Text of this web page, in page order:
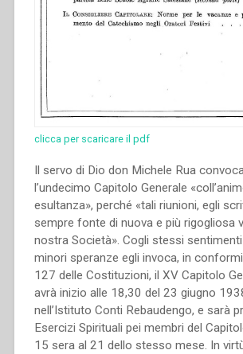
Deliberazioni
del
XVII
Strenna
clicca per scaricare il pdf
Il servo di Dio don Michele Rua
l’undecimo Capitolo Generale
esultanza», perché «tali riunioni, egli
sempre fonte di nuova e più rigogliosa
nostra Società». Cogli stessi
minori speranze egli invoca, in
127 delle Costituzioni, il XV Capitolo
avrà inizio alle 18,30 del 23 giugno
nell’Istituto Conti Rebaudengo, e sarà
Esercizi Spirituali pei membri del
15 sera al 21 dello stesso mese. In